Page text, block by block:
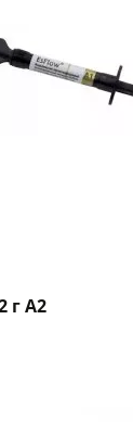
г A2